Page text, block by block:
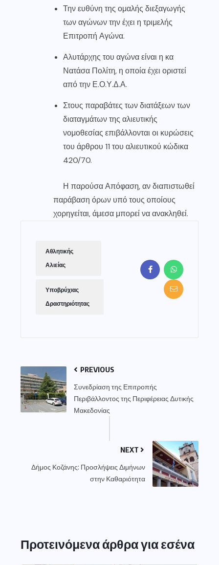
Την ευθύνη της ομαλής διεξαγωγής
των αγώνων την έχει η τριμελής
Επιτροπή Αγώνα.
Αλυτάρχης του αγώνα είναι η κα
Νατάσα Πολίτη, η οποία έχει οριστεί
από την Ε.Ο.Υ.Δ.Α.
Στους παραβάτες των διατάξεων των
διαταγμάτων της αλιευτικής
νομοθεσίας επιβάλλονται οι κυρώσεις
του άρθρου 11 του αλιευτικού κώδικα
420/70.
Η παρούσα Απόφαση, αν διαπιστωθεί
παράβαση όρων υπό τους οποίους
χορηγείται, άμεσα μπορεί να ανακληθεί.
Αθλητικής
Αλιείας
Υποβρύχιας
Δραστηριότητας
PREVIOUS
Συνεδρίαση της Επιτροπής
Περιβάλλοντος της Περιφέρειας Δυτικής
Μακεδονίας
NEXT
Δήμος Κοζάνης: Προσλήψεις Διμήνων
στην Καθαριότητα
Προτεινόμενα άρθρα για εσένα